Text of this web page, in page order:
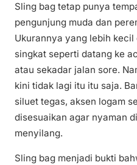
Sling bag tetap punya
pengunjung muda dan
Ukurannya yang lebih
singkat seperti datang ke
atau sekadar jalan sore.
kini tidak lagi itu itu saja.
siluet tegas, aksen logam
disesuaikan agar nyaman
menyilang.
Sling bag menjadi bukti